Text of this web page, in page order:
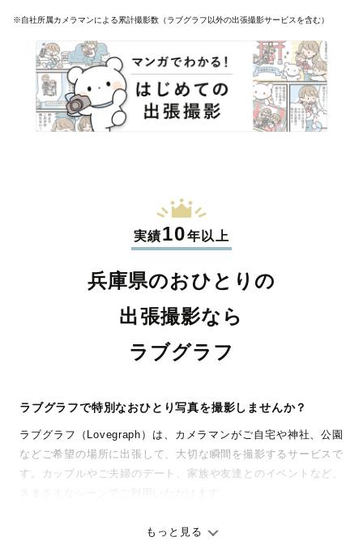
※自社所属カメラマンによる累計撮影数（ラブグラフ以外の出張撮影サービスを含む）
実績10年以上
兵庫県のおひとりの
出張撮影なら
ラブグラフ
ラブグラフで特別なおひとり写真を撮影しませんか？
ラブグラフ（Lovegraph）は、カメラマンがご自宅や神社、公園
などご希望の場所に出張して、大切な瞬間を撮影するサービスで
す。カップルやご夫婦のデート、家族や友達とのイベントなど、
ありのままの空気感を大切に、何十年経っても見返したくなるよ
もっと見る